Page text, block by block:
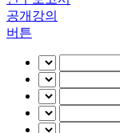
공개강의
버튼